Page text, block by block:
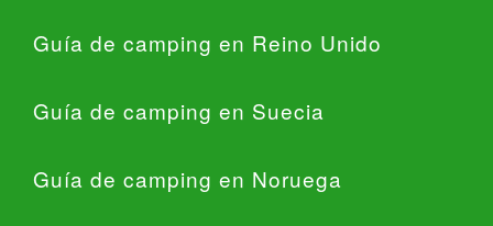
Guía de camping en Reino Unido
Guía de camping en Suecia
Guía de camping en Noruega